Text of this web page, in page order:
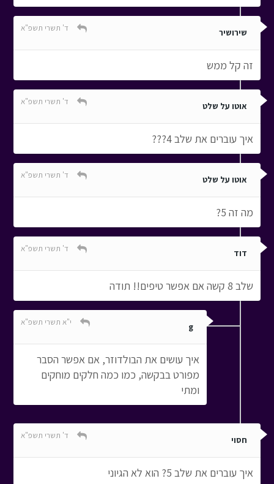
שירושיר ד' תשרי תשפ"א
זה קל ממש
אוטו על שלט ד' תשרי תשפ"א
איך עוברים את שלב 4???
אוטו על שלט ד' תשרי תשפ"א
מה זה 5?
דוד ד' תשרי תשפ"א
שלב 8 קשה אם אפשר טיפים!! תודה
g י"א תשרי תשפ"א
איך עושים את הבולדוזר, אם אפשר הסבר
מפורט בבקשה, כמו כמה חלקים מוחקים
ומתי
חסוי ד' תשרי תשפ"א
איך עוברים את שלב 5? הוא לא הגיוני